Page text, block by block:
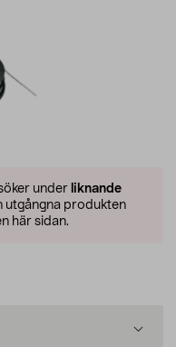
under liknande
utgångna produkten
här sidan.